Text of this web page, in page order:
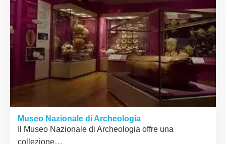
Museo Nazionale di Archeologia
Il Museo Nazionale di Archeologia offre una
collezione…